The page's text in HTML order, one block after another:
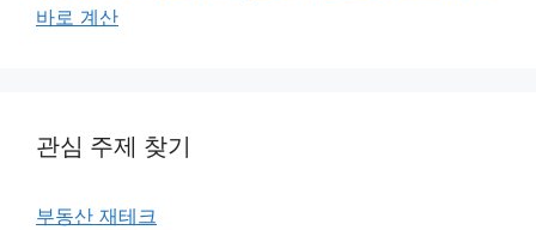
바로 계산
관심 주제 찾기
부동산 재테크